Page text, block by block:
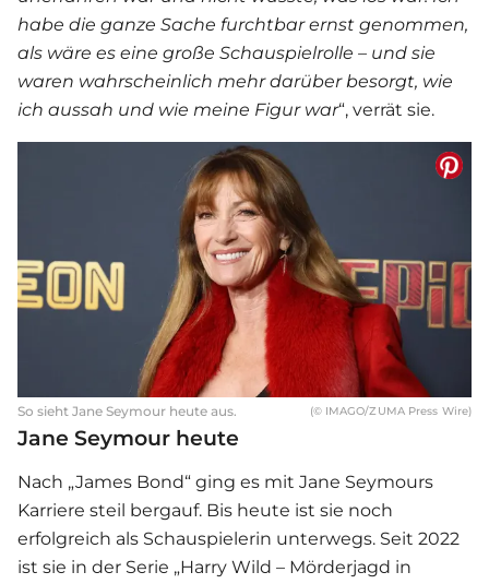
habe die ganze Sache furchtbar ernst genommen,
als wäre es eine große Schauspielrolle – und sie
waren wahrscheinlich mehr darüber besorgt, wie
ich aussah und wie meine Figur war“, verrät sie.
So sieht Jane Seymour heute aus. (© IMAGO/ZUMA Press Wire)
Jane Seymour heute
Nach „James Bond“ ging es mit Jane Seymours
Karriere steil bergauf. Bis heute ist sie noch
erfolgreich als Schauspielerin unterwegs. Seit 2022
ist sie in der Serie „Harry Wild – Mörderjagd in